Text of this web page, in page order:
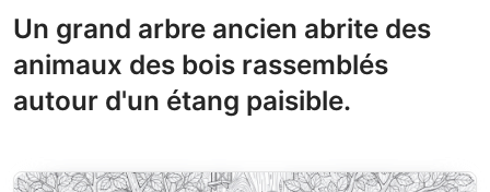
Un grand arbre ancien abrite des
animaux des bois rassemblés
autour d'un étang paisible.